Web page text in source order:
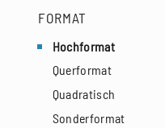
FORMAT
Hochformat
Querformat
Quadratisch
Sonderformat